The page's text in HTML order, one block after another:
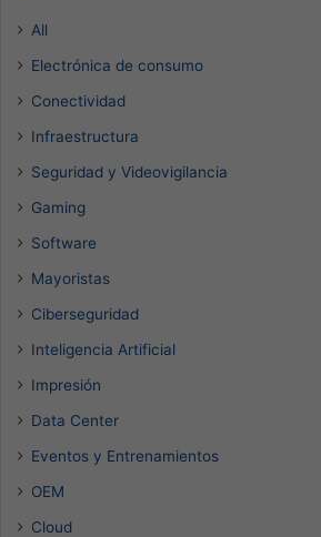
All
Electrónica de consumo
Conectividad
Infraestructura
Seguridad y Videovigilancia
Gaming
Software
Mayoristas
Ciberseguridad
Inteligencia Artificial
Impresión
Data Center
Eventos y Entrenamientos
OEM
Cloud